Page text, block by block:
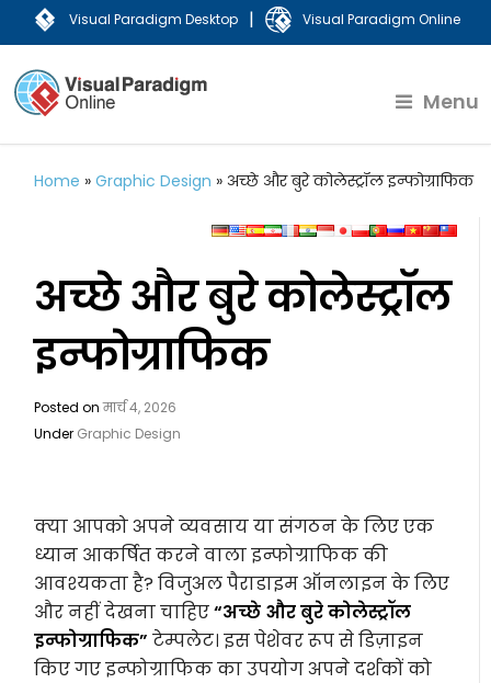
Visual Paradigm Desktop | Visual Paradigm Online
Menu
Home »Graphic Design » अच्छे और बुरे कोलेस्ट्रॉल इन्फोग्राफिक
अच्छे और बुरे कोलेस्ट्रॉल
इन्फोग्राफिक
Posted onमार्च 4, 2026
Under Graphic Design
क्या आपको अपने व्यवसाय या संगठन के लिए एक
ध्यान आकर्षित करने वाला इन्फोग्राफिक की
आवश्यकता है? विजुअल पैराडाइम ऑनलाइन के लिए
और नहीं देखना चाहिए“अच्छे और बुरे कोलेस्ट्रॉल
इन्फोग्राफिक” टेम्पलेट। इस पेशेवर रूप से डिज़ाइन
किए गए इन्फोग्राफिक का उपयोग अपने दर्शकों को